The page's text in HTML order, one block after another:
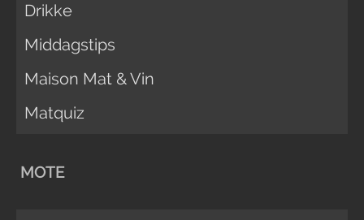
Drikke
Middagstips
Maison Mat & Vin
Matquiz
MOTE